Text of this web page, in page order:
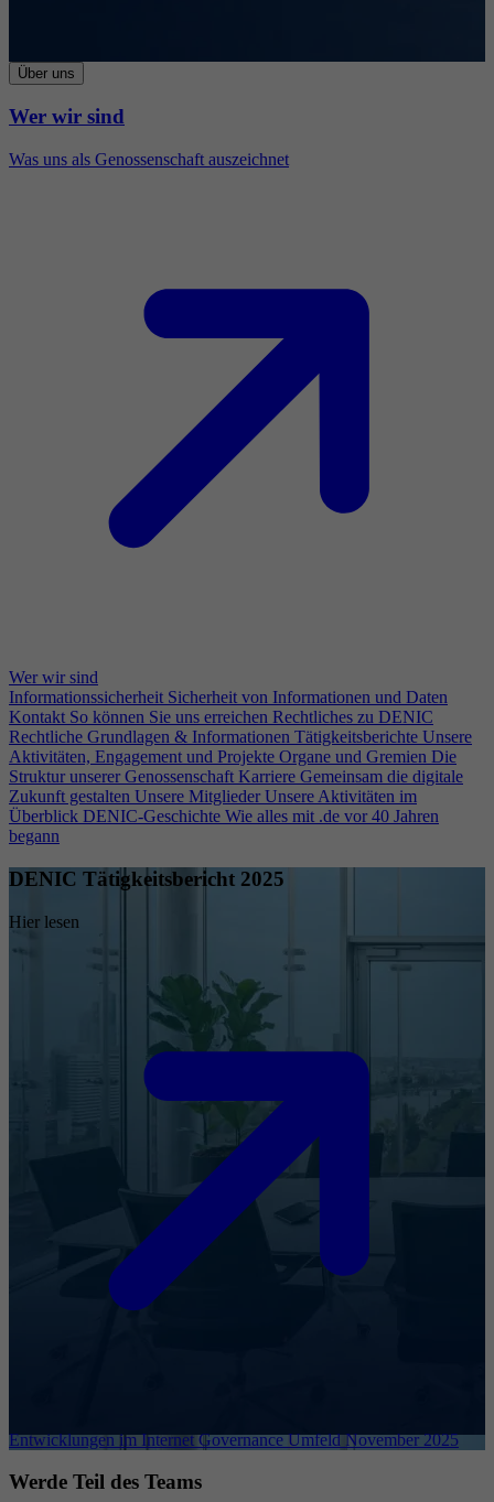
Über uns
Wer wir sind
Was uns als Genossenschaft auszeichnet
Wer wir sind
Informationssicherheit Sicherheit von Informationen und Daten
Kontakt So können Sie uns erreichen Rechtliches zu DENIC
Rechtliche Grundlagen & Informationen Tätigkeitsberichte Unsere
Aktivitäten, Engagement und Projekte Organe und Gremien Die
Struktur unserer Genossenschaft Karriere Gemeinsam die digitale
Zukunft gestalten Unsere Mitglieder Unsere Aktivitäten im
Überblick DENIC-Geschichte Wie alles mit .de vor 40 Jahren
begann
DENIC Tätigkeitsbericht 2025
Hier lesen
Entwicklungen im Internet Governance Umfeld November 2025
Werde Teil des Teams